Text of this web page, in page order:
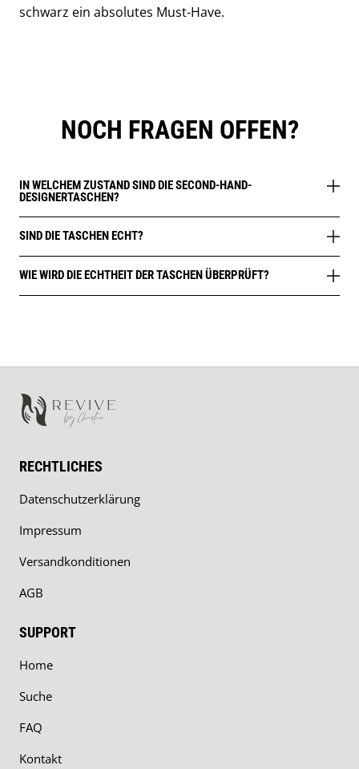
schwarz ein absolutes Must-Have.
NOCH FRAGEN OFFEN?
IN WELCHEM ZUSTAND SIND DIE SECOND-HAND-
DESIGNERTASCHEN?
SIND DIE TASCHEN ECHT?
WIE WIRD DIE ECHTHEIT DER TASCHEN ÜBERPRÜFT?
RECHTLICHES
Datenschutzerklärung
Impressum
Versandkonditionen
AGB
SUPPORT
Home
Suche
FAQ
Kontakt